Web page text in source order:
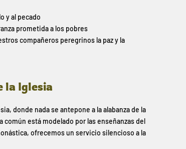
y al pecado
prometida a los pobres
compañeros peregrinos la paz y la
la Iglesia
donde nada se antepone a la alabanza de la
está modelado por las enseñanzas del
ofrecemos un servicio silencioso a la